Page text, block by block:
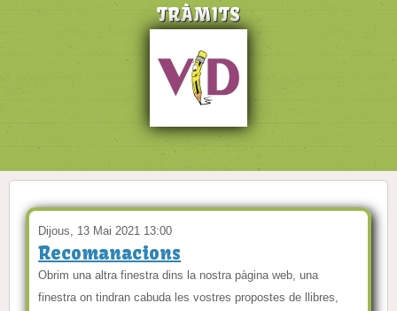
TRÀMITS
Dijous, 13 Mai 2021 13:00
Recomanacions
Obrim una altra finestra dins la nostra pàgina web, una
finestra on tindran cabuda les vostres propostes de llibres,